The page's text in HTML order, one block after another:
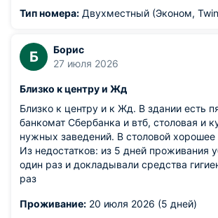
Тип номера: Двухместный (Эконом,
Б
Борис
27 июля 2026
Близко к центру и Жд
Близко к центру и к Жд. В здании есть
банкомат Сбербанка и втб, столовая и
нужных заведений. В столовой хорошее
Из недостатков: из 5 дней проживания
один раз и докладывали средства
раз
Проживание: 20 июля 2026 (5 дней)